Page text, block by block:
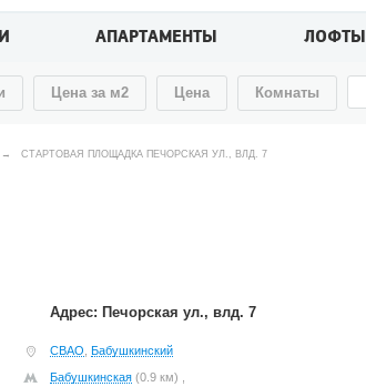
АПАРТАМЕНТЫ ЛОФТЫ
Цена за м2 Цена Комнаты
→ СТАРТОВАЯ ПЛОЩАДКА ПЕЧОРСКАЯ УЛ., ВЛД. 7
Адрес: Печорская ул., влд. 7
СВАО Бабушкинский
Бабушкинская (0.9 км) ,